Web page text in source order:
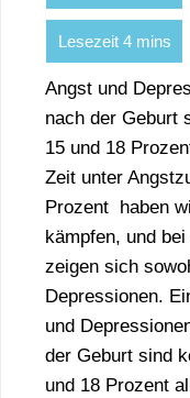
Angst und
nach der Geburt
15 und 18
Zeit unter
Prozent haben
kämpfen, und
zeigen sich
Depressionen.
und
der Geburt sind
und 18 Prozent